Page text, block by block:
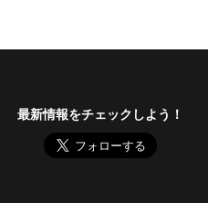
最新情報をチェックしよう！